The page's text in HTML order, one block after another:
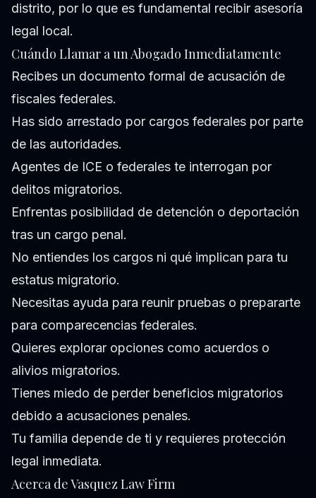
distrito, por lo que es fundamental recibir asesoría
legal local.
Cuándo Llamar a un Abogado Inmediatamente
Recibes un documento formal de acusación de
fiscales federales.
Has sido arrestado por cargos federales por parte
de las autoridades.
Agentes de ICE o federales te interrogan por
delitos migratorios.
Enfrentas posibilidad de detención o deportación
tras un cargo penal.
No entiendes los cargos ni qué implican para tu
estatus migratorio.
Necesitas ayuda para reunir pruebas o prepararte
para comparecencias federales.
Quieres explorar opciones como acuerdos o
alivios migratorios.
Tienes miedo de perder beneficios migratorios
debido a acusaciones penales.
Tu familia depende de ti y requieres protección
legal inmediata.
Acerca de Vasquez Law Firm